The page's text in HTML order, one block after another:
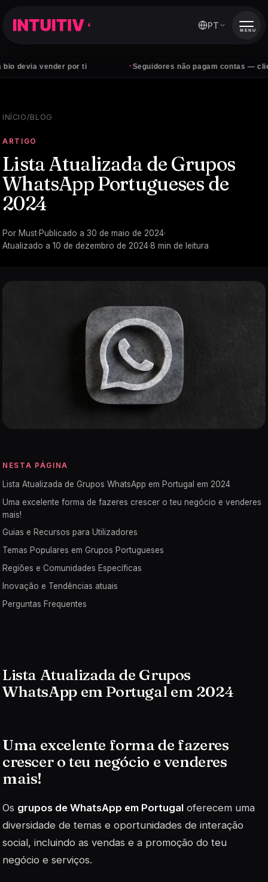
vender por ti Seguidores não pagam contas — clientes sim
PT MENU
INÍCIO/BLOG
ARTIGO
Lista Atualizada de Grupos
WhatsApp Portugueses de
2024
Por Must·Publicado a 30 de maio de 2024·
Atualizado a 10 de dezembro de 2024·8 min de leitura
NESTA PÁGINA
Lista Atualizada de Grupos WhatsApp em Portugal em 2024
Uma excelente forma de fazeres crescer o teu negócio e venderes
mais!
Guias e Recursos para Utilizadores
Temas Populares em Grupos Portugueses
Regiões e Comunidades Específicas
Inovação e Tendências atuais
Perguntas Frequentes
Lista Atualizada de Grupos
WhatsApp em Portugal em 2024
Uma excelente forma de fazeres
crescer o teu negócio e venderes
mais!
Os grupos de WhatsApp em Portugal oferecem uma
diversidade de temas e oportunidades de interação
social, incluindo as vendas e a promoção do teu
negócio e serviços.